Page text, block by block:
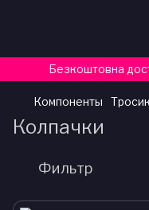
Безкоштовна
Компоненты
Колпачки
Фильтр